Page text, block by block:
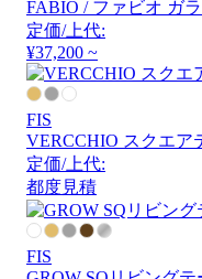
FABIO / ファビオ ガ
定価/上代:
¥37,200 ~
FIS
VERCCHIO スクエア
定価/上代:
都度見積
FIS